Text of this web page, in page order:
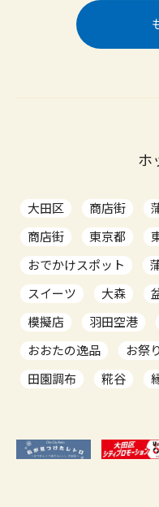
ホ
大田区 商店街
商店街
東京都
おでかけスポット
スイーツ
大森
模擬店
羽田空港
おおたの逸品
お祭り
田園調布
糀谷